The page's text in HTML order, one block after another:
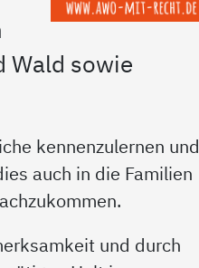
Wald sowie
kennenzulernen und
auch in die Familien
und durch